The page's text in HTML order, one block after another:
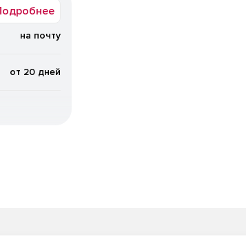
и сжатие
на почту
от 20 дней